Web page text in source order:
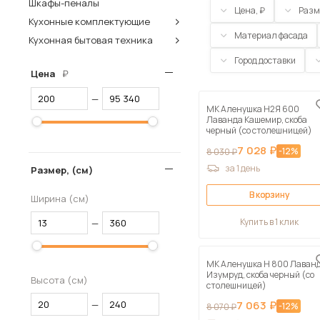
Столы и стулья
Шкафы и стеллажи
Вешалки и обувницы
Гарнитуры
Шкафы-пеналы
Кухонные комплектующие
Кухонная бытовая техника
Цена
—
Размер, (см)
Ширина (см)
—
Высота (см)
—
Цена,
Материал фасада
Город доставки
МК Аленушка Н2Я 600
Лаванда Кашемир, скоба
черный (со столешницей)
8 030 ₽7 028 ₽-12%
за 1 день
В корзину
Купить в 1 клик
МК Аленушка Н 800
Изумруд, скоба черный (со
столешницей)
8 070 ₽7 063 ₽-12%